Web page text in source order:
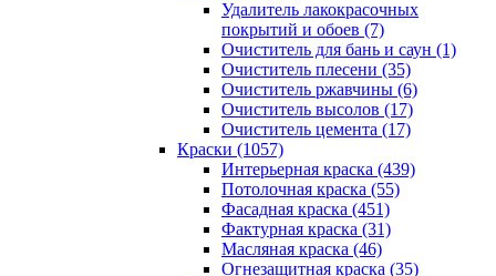
Удалитель лакокрасочных
покрытий и обоев (7)
Очиститель для бань и саун (1)
Очиститель плесени (35)
Очиститель ржавчины (6)
Очиститель высолов (17)
Очиститель цемента (17)
Краски (1057)
Интерьерная краска (439)
Потолочная краска (55)
Фасадная краска (451)
Фактурная краска (31)
Масляная краска (46)
Огнезащитная краска (35)